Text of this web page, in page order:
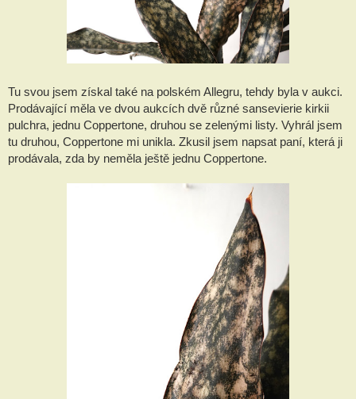
Tu svou jsem získal také na polském Allegru, tehdy byla v aukci.
Prodávající měla ve dvou aukcích dvě různé sansevierie kirkii
pulchra, jednu Coppertone, druhou se zelenými listy. Vyhrál jsem
tu druhou, Coppertone mi unikla. Zkusil jsem napsat paní, která ji
prodávala, zda by neměla ještě jednu Coppertone.